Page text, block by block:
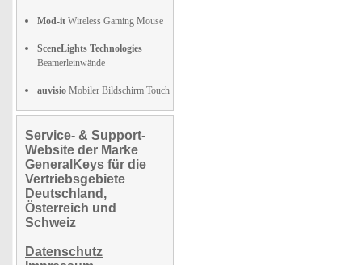
Mod-it Wireless Gaming Mouse
SceneLights Technologies
Beamerleinwände
auvisio Mobiler Bildschirm Touch
Service- & Support-
Website der Marke
GeneralKeys für die
Vertriebsgebiete
Deutschland,
Österreich und
Schweiz
Datenschutz